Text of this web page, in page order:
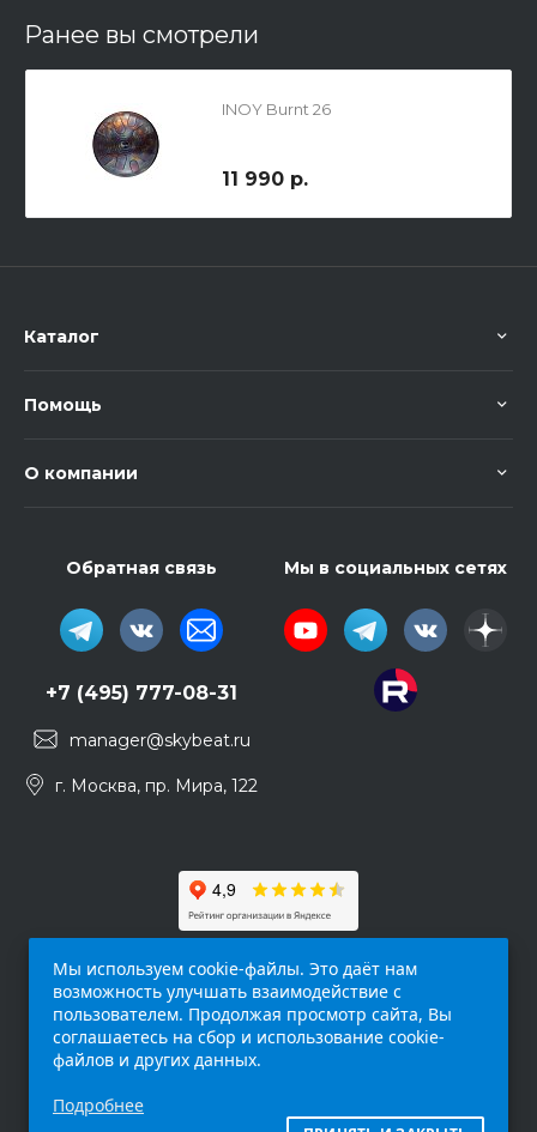
Ранее вы смотрели
INOY Burnt 26
11 990 р.
Каталог
Помощь
О компании
Обратная связь
+7 (495) 777-08-31
manager@skybeat.ru
г. Москва, пр. Мира, 122
Мы в социальных сетях
интернет-сайт (
Мы используем cookie-файлы. Это даёт нам
возможность улучшать взаимодействие с
пользователем. Продолжая просмотр сайта, Вы
соглашаетесь на сбор и использование cookie-
файлов и других данных.
Подробнее